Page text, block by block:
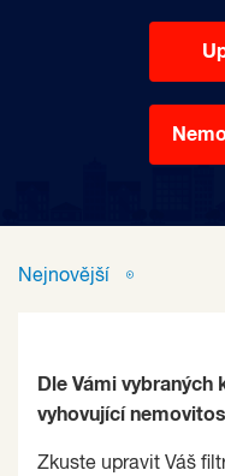
Nejnovější
Dle Vámi vybraných
vyhovující
Zkuste upravit Váš